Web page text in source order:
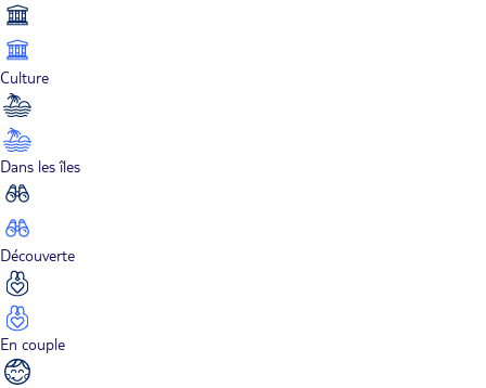
Culture
Dans les îles
Découverte
En couple